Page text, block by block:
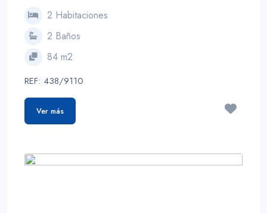
2 Habitaciones
2 Baños
84 m2
REF: 438/9110
Ver más